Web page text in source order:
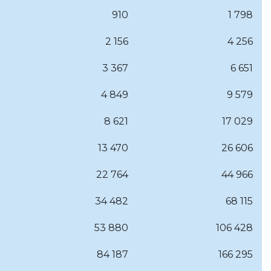
910 1 798
2 156 4 256
3 367 6 651
4 849 9 579
8 621 17 029
13 470 26 606
22 764 44 966
34 482 68 115
53 880 106 428
84 187 166 295